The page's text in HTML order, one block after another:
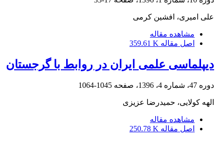
علی امیری، افشین کرمی
مشاهده مقاله
اصل مقاله 359.61 K
دیپلماسی علمی ایران در روابط با گرجستان
دوره 47، شماره 4، 1396، صفحه 1045-1064
الهه کولایی، حمیدرضا عزیزی
مشاهده مقاله
اصل مقاله 250.78 K